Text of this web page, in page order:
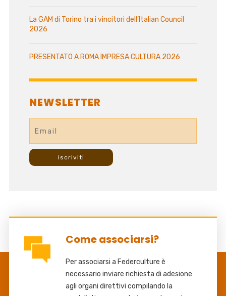
La GAM di Torino tra i vincitori dell’Italian Council
2026
PRESENTATO A ROMA IMPRESA CULTURA 2026
NEWSLETTER
Come associarsi?
Per associarsi a Federculture è
necessario inviare richiesta di adesione
agli organi direttivi compilando la